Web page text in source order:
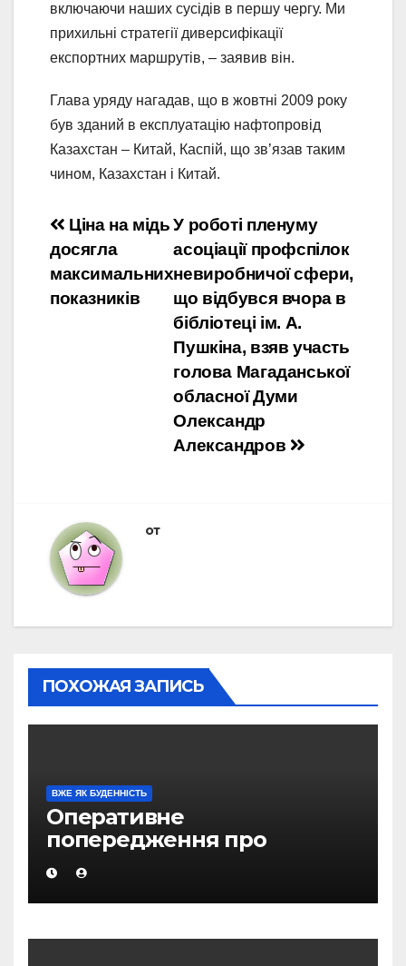
включаючи наших сусідів в першу чергу. Ми
прихильні стратегії диверсифікації
експортних маршрутів, – заявив він.
Глава уряду нагадав, що в жовтні 2009 року
був зданий в експлуатацію нафтопровід
Казахстан – Китай, Каспій, що зв’язав таким
чином, Казахстан і Китай.
Навигация
по
записям
У роботі пленуму
асоціації профспілок
невиробничої сфери,
що відбувся вчора в
бібліотеці ім. А.
Пушкіна, взяв участь
голова Магаданської
обласної Думи
Олександр
Александров
Ціна на мідь
досягла
максимальних
показників
от
ПОХОЖАЯ ЗАПИСЬ
ВЖЕ ЯК БУДЕННІСТЬ
Оперативне
попередження про
вірогідність виникнення
надзвичайних ситуацій на
території Магаданської